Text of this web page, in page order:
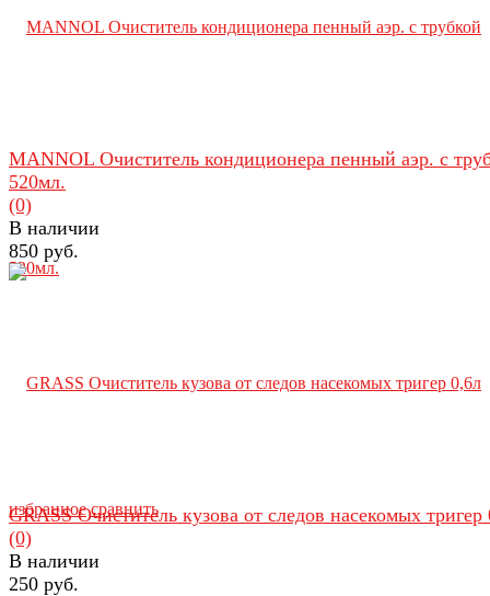
избранное сравнить
MANNOL Очиститель кондиционера пенный аэр. с
520мл.
(0)
В наличии
850 руб.
GRASS Очиститель кузова от следов насекомых тригер
(0)
В наличии
250 руб.